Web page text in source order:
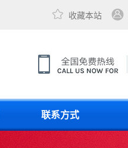
收藏本站
联系方式